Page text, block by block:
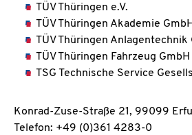
TÜV Thüringen e.V.
TÜV Thüringen Akademie
TÜV Thüringen Anlagentechnik
TÜV Thüringen Fahrzeug GmbH
TSG Technische Service
Konrad-Zuse-Straße 21, 99099
Telefon: +49 (0)361 4283-0